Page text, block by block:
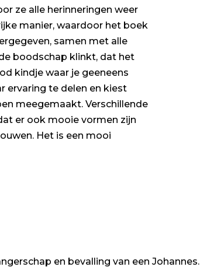
ze alle herinneringen weer
manier, waardoor het boek
samen met alle
boodschap klinkt, dat het
kindje waar je geeneens
ervaring te delen en kiest
meegemaakt. Verschillende
er ook mooie vormen zijn
Het is een mooi
en bevalling van een Johannes.